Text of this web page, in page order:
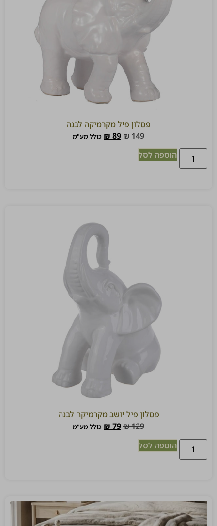
פסלון פיל מקרמיקה לבנה
₪149
₪ 89 כולל מע"מ
הוספה לסל
פסלון פיל יושב מקרמיקה לבנה
₪129
₪ 79 כולל מע"מ
הוספה לסל